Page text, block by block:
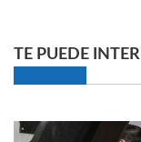
TE PUEDE